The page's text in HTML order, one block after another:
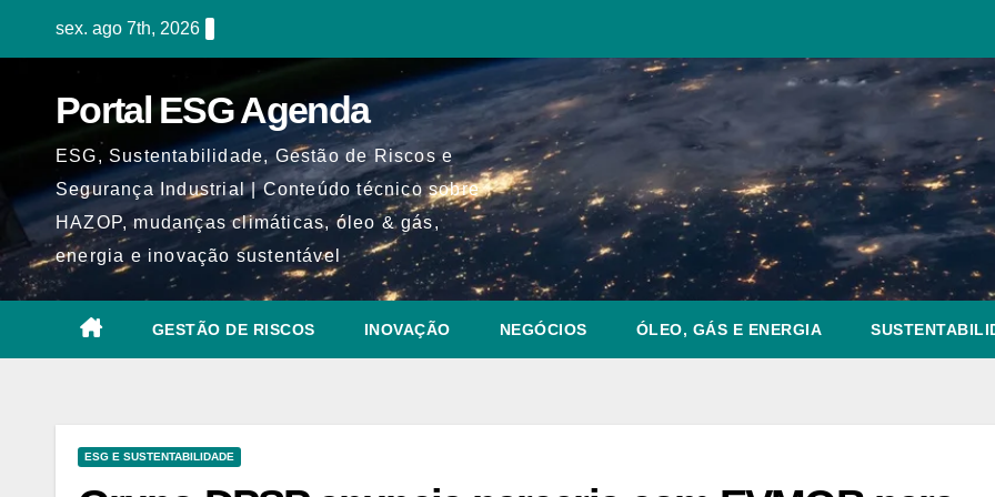
sex. ago 7th, 2026
Portal ESG Agenda
ESG, Sustentabilidade, Gestão de Riscos e
Segurança Industrial | Conteúdo técnico sobre
HAZOP, mudanças climáticas, óleo & gás,
energia e inovação sustentável
GESTÃO DE RISCOS INOVAÇÃO NEGÓCIOS ÓLEO, GÁS E ENERGIA
ESG E SUSTENTABILIDADE